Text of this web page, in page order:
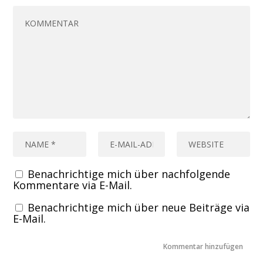
Benachrichtige mich über nachfolgende
Kommentare via E-Mail.
Benachrichtige mich über neue Beiträge via
E-Mail.